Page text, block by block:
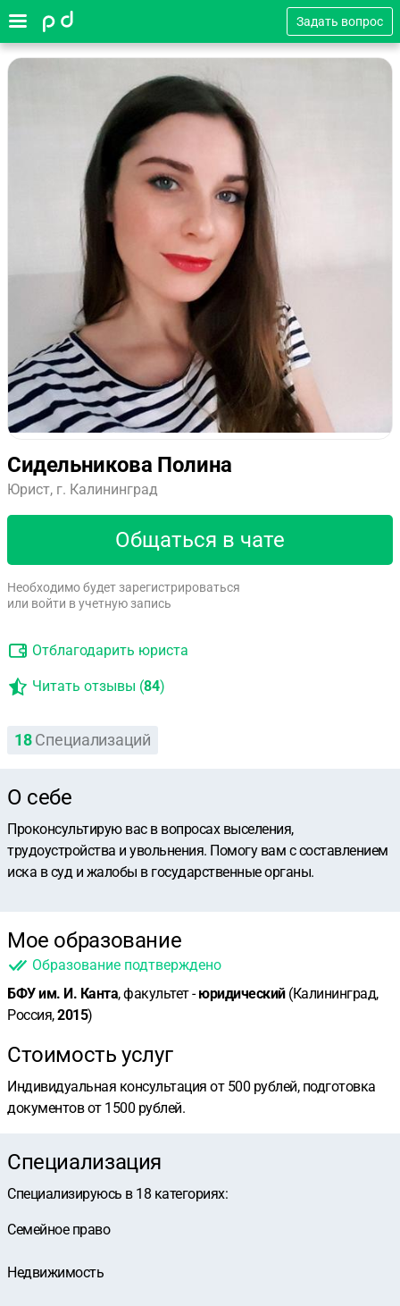
Задать вопрос
Сидельникова Полина
Юрист, г. Калининград
Общаться в чате
Необходимо будет зарегистрироваться
или войти в учетную запись
Отблагодарить юриста
Читать отзывы (84)
18 Специализаций
О себе
Проконсультирую вас в вопросах выселения,
трудоустройства и увольнения. Помогу вам с составлением
иска в суд и жалобы в государственные органы.
Мое образование
Образование подтверждено
БФУ им. И. Канта, факультет -юридический(Калининград,
Россия,2015)
Стоимость услуг
Индивидуальная консультация от 500 рублей, подготовка
документов от 1500 рублей.
Специализация
Специализируюсь в 18 категориях:
Семейное право
Недвижимость